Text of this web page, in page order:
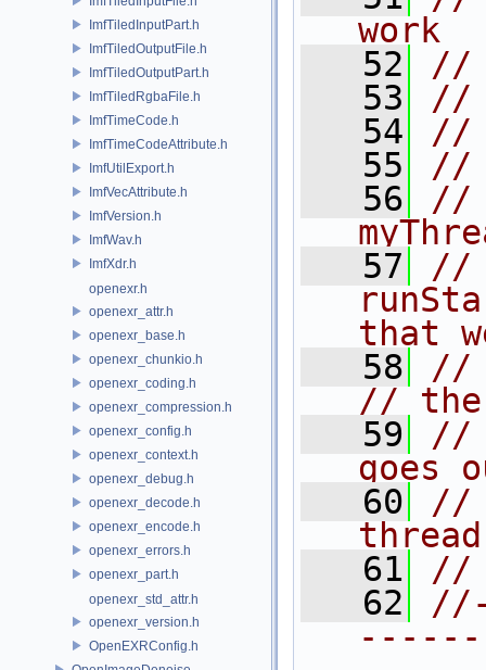
ImfTiledInputPart.h
ImfTiledOutputFile.h
ImfTiledOutputPart.h
ImfTiledRgbaFile.h
ImfTimeCode.h
ImfTimeCodeAttribute.h
ImfUtilExport.h
ImfVecAttribute.h
ImfVersion.h
ImfWav.h
ImfXdr.h
openexr.h
openexr_attr.h
openexr_base.h
openexr_chunkio.h
openexr_coding.h
openexr_compression.h
openexr_config.h
openexr_context.h
openexr_debug.h
openexr_decode.h
openexr_encode.h
openexr_errors.h
openexr_part.h
openexr_std_attr.h
openexr_version.h
OpenEXRConfig.h
work
   52
//
   53
//
   54
//
   55
//
   56
//
   57
//
that
   58
//
// the
   59
//
goes
   60
//
   61
//
   62